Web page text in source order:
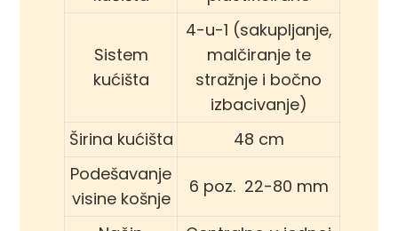
Sistem
kućišta
4-u-1 (sakupljanje,
malčiranje te
stražnje i bočno
izbacivanje)
Širina kućišta
48 cm
Podešavanje
visine košnje
6 poz. 22-80 mm